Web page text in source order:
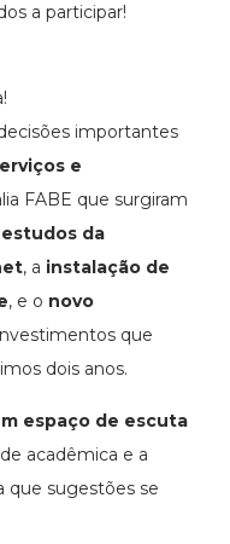
a participar!
importantes
e
FABE que surgiram
da
, a instalação de
, e o novo
que
dois anos.
espaço de escuta
acadêmica e a
que sugestões se